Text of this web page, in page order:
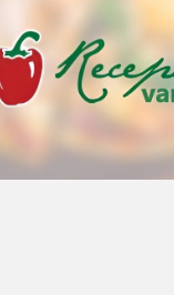
Vlees